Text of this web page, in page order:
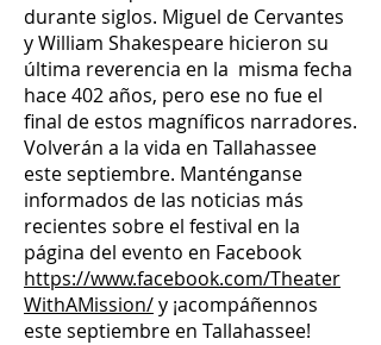
durante siglos. Miguel de Cervantes
y William Shakespeare hicieron su
última reverencia en la misma fecha
hace 402 años, pero ese no fue el
final de estos magníficos narradores.
Volverán a la vida en Tallahassee
este septiembre. Manténganse
informados de las noticias más
recientes sobre el festival en la
página del evento en Facebook
https://www.facebook.com/Theater
WithAMission/y ¡acompáñennos
este septiembre en Tallahassee!